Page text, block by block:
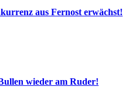
aus Fernost erwächst!
wieder am Ruder!